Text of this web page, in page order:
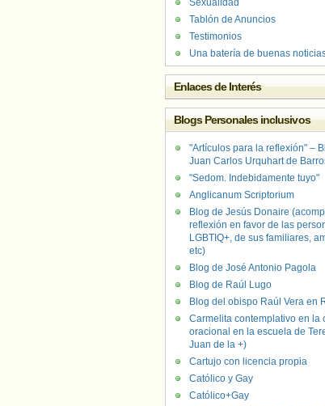
Sexualidad
Tablón de Anuncios
Testimonios
Una batería de buenas
Enlaces de Interés
Blogs Personales inclusivos
"Artículos para la reflexión" –
Juan Carlos Urquhart de
"Sedom. Indebidamente tuyo"
Anglicanum Scriptorium
Blog de Jesús Donaire
reflexión en favor de las
LGBTIQ+, de sus familiares,
etc)
Blog de José Antonio Pagola
Blog de Raúl Lugo
Blog del obispo Raúl Vera en
Carmelita contemplativo en la
oracional en la escuela de
Juan de la +)
Cartujo con licencia propia
Católico y Gay
Católico+Gay